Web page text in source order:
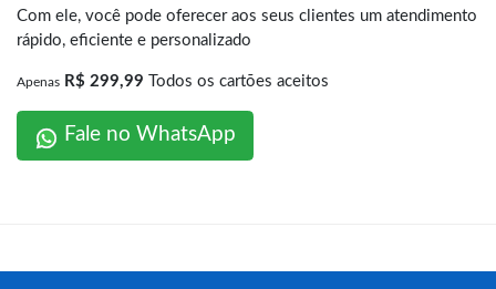
Com ele, você pode oferecer aos seus clientes um atendimento
rápido, eficiente e personalizado
Apenas R$ 299,99 Todos os cartões aceitos
Fale no WhatsApp